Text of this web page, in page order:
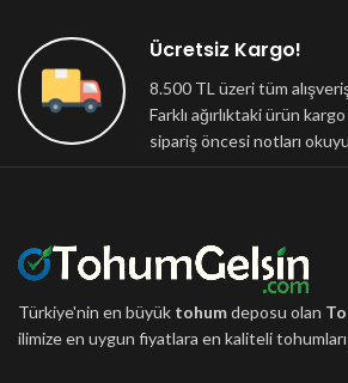
Ücretsiz Kargo!
8.500 TL üzeri tüm
Farklı ağırlıktaki ürün
sipariş öncesi notları
Türkiye'nin en büyük tohumdeposu olan
ilimize en uygun fiyatlara en kaliteli